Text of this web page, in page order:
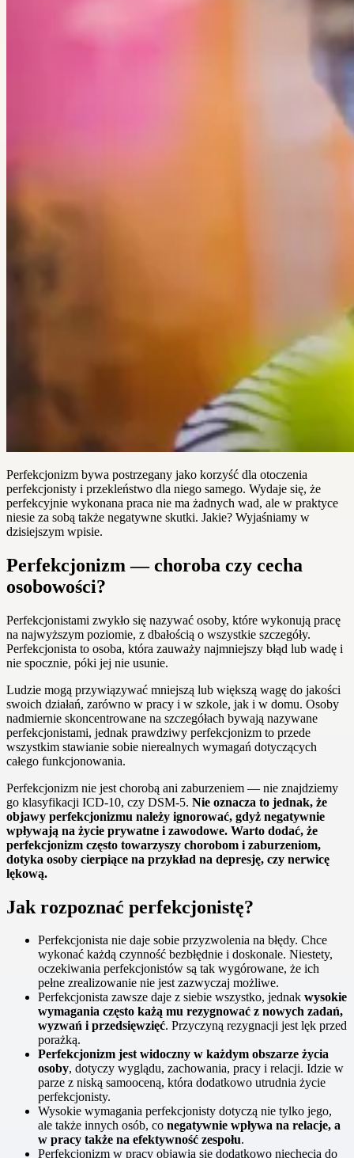
Perfekcjonizm bywa postrzegany jako korzyść dla otoczenia
perfekcjonisty i przekleństwo dla niego samego. Wydaje się, że
perfekcyjnie wykonana praca nie ma żadnych wad, ale w praktyce
niesie za sobą także negatywne skutki. Jakie? Wyjaśniamy w
dzisiejszym wpisie.
Perfekcjonizm — choroba czy cecha
osobowości?
Perfekcjonistami zwykło się nazywać osoby, które wykonują pracę
na najwyższym poziomie, z dbałością o wszystkie szczegóły.
Perfekcjonista to osoba, która zauważy najmniejszy błąd lub wadę i
nie spocznie, póki jej nie usunie.
Ludzie mogą przywiązywać mniejszą lub większą wagę do jakości
swoich działań, zarówno w pracy i w szkole, jak i w domu. Osoby
nadmiernie skoncentrowane na szczegółach bywają nazywane
perfekcjonistami, jednak prawdziwy perfekcjonizm to przede
wszystkim stawianie sobie nierealnych wymagań dotyczących
całego funkcjonowania.
Perfekcjonizm nie jest chorobą ani zaburzeniem — nie znajdziemy
go klasyfikacji ICD-10, czy DSM-5. Nie oznacza to jednak, że
objawy perfekcjonizmu należy ignorować, gdyż negatywnie
wpływają na życie prywatne i zawodowe. Warto dodać, że
perfekcjonizm często towarzyszy chorobom i zaburzeniom,
dotyka osoby cierpiące na przykład na depresję, czy nerwicę
lękową.
Jak rozpoznać perfekcjonistę?
Perfekcjonista nie daje sobie przyzwolenia na błędy. Chce
wykonać każdą czynność bezbłędnie i doskonale. Niestety,
oczekiwania perfekcjonistów są tak wygórowane, że ich
pełne zrealizowanie nie jest zazwyczaj możliwe.
Perfekcjonista zawsze daje z siebie wszystko, jednak wysokie
wymagania często każą mu rezygnować z nowych zadań,
wyzwań i przedsięwzięć. Przyczyną rezygnacji jest lęk przed
porażką.
Perfekcjonizm jest widoczny w każdym obszarze życia
osoby, dotyczy wyglądu, zachowania, pracy i relacji. Idzie w
parze z niską samooceną, która dodatkowo utrudnia życie
perfekcjonisty.
Wysokie wymagania perfekcjonisty dotyczą nie tylko jego,
ale także innych osób, co negatywnie wpływa na relacje, a
w pracy także na efektywność zespołu.
Perfekcjonizm w pracy objawia się dodatkowo niechęcią do